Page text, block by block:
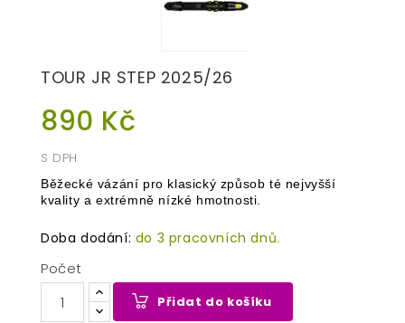
TOUR JR STEP 2025/26
890 Kč
S DPH
Běžecké vázání pro klasický způsob té nejvyšší
kvality a extrémně nízké hmotnosti.
Doba dodání: do 3 pracovních dnů.
Počet
Přidat do košíku